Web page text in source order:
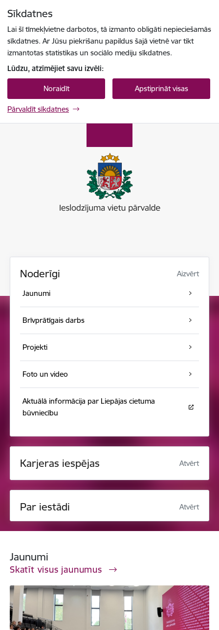
Sīkdatnes
Lai šī tīmekļvietne darbotos, tā izmanto obligāti nepieciešamās
sīkdatnes. Ar Jūsu piekrišanu papildus šajā vietnē var tikt
izmantotas statistikas un sociālo mediju sīkdatnes.
Lūdzu, atzīmējiet savu izvēli:
Noraidīt Apstiprināt visas
Pārvaldīt sīkdatnes
Noderīgi Aizvērt
Jaunumi
Brīvprātīgais darbs
Projekti
Foto un video
Aktuālā informācija par Liepājas cietuma
būvniecību
Karjeras iespējas Atvērt
Par iestādi Atvērt
Jaunumi
Skatīt visus jaunumus